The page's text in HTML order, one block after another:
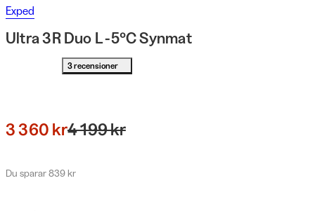
Exped
Ultra 3R Duo L -5°C Synmat
3 recensioner
3 360 kr4 199 kr
Du sparar 839 kr